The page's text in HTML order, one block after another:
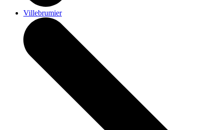
Villebrumier